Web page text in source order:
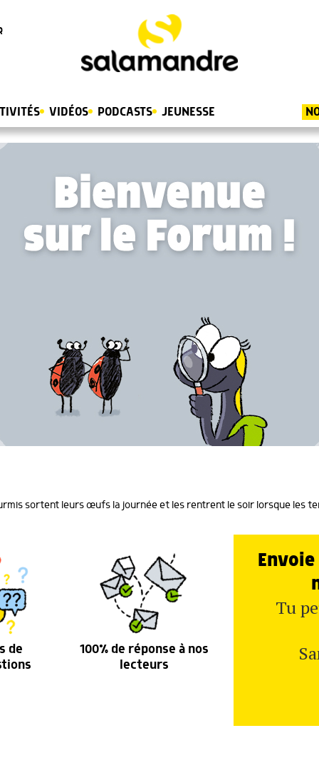
VIDÉOS PODCASTS JEUNESSE
sortent leurs œufs la journée et les rentrent le soir lorsque les
de
100% de réponse à nos
lecteurs
Tu